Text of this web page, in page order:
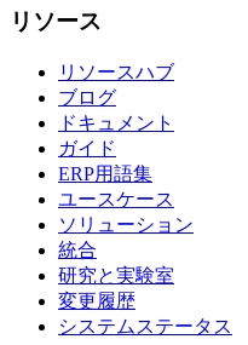
リソース
リソースハブ
ブログ
ドキュメント
ガイド
ERP用語集
ユースケース
ソリューション
統合
研究と実験室
変更履歴
システムステータス